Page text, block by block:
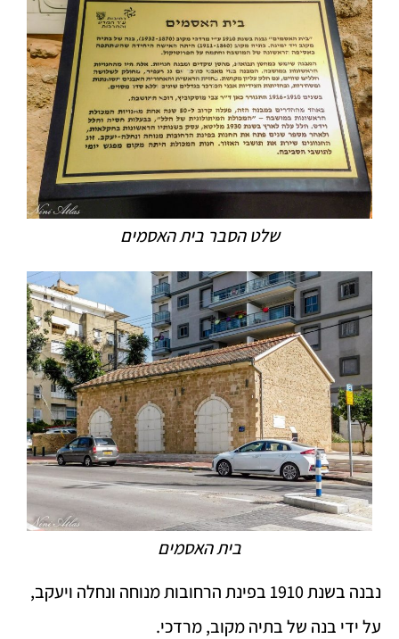
שלט הסבר בית האסמים
בית האסמים
נבנה בשנת 1910 בפינת הרחובות מנוחה ונחלה ויעקב,
על ידי בנה של בתיה מקוב, מרדכי.